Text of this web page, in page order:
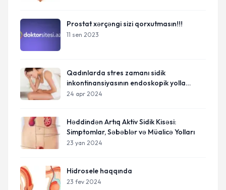
Prostat xərçəngi sizi qorxutmasın!!!
11 sen 2023
Qadınlarda stres zamanı sidik
inkontinansiyasının endoskopik yolla
müalicəsi
24 apr 2024
Həddindən Artıq Aktiv Sidik Kisəsi:
Simptomlar, Səbəblər və Müalicə Yolları
23 yan 2024
Hidrosele haqqında
23 fev 2024